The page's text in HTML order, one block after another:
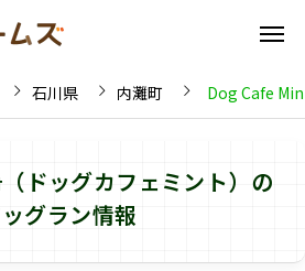
石川県 内灘町 Dog Cafe
ドッグカフェミント）の
ッグラン情報